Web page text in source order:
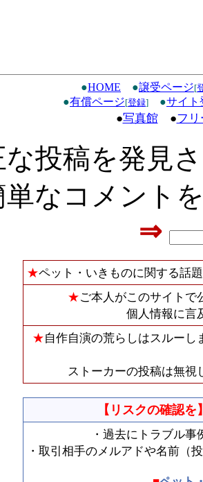
●HOME ●譲受ページ[
●有償ページ[登録] ●サイト
●写真館●フ
な投稿を発見
単なコメント
⇒
★ペット・いきものに関する話
★ご本人がこのサイトで
個人情報に言
★自作自演の荒らしはスルー
ストーカーの投稿は無視
【リスクの確認を
・過去にトラブル
・取引相手のメルアドや名前（